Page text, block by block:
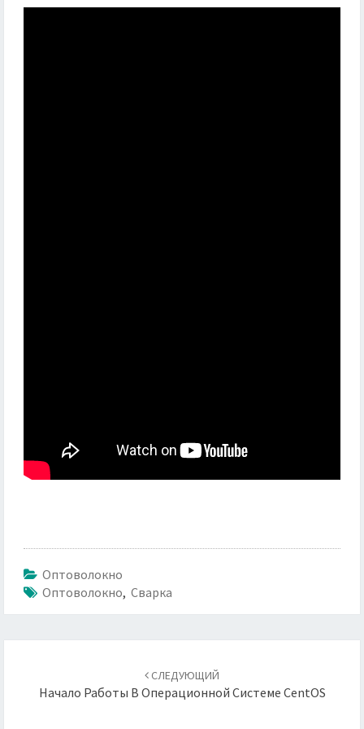
Оптоволокно
Оптоволокно, Сварка
записям
СЛЕДУЮЩИЙ
Начало Работы В Операционной Системе CentOS